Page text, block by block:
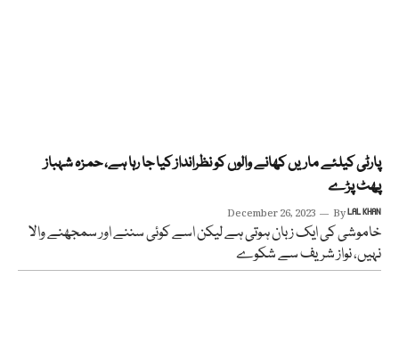
پارٹی کیلئے ماریں کھانے والوں کو نظرانداز کیا جا رہا ہے، حمزہ شہباز
پھٹ پڑے
December 26, 2023 ByLAL KHAN
خاموشی کی ایک زبان ہوتی ہے لیکن اسے کوئی سننے اور سمجھنے والا
نہیں، نواز شریف سے شکوے